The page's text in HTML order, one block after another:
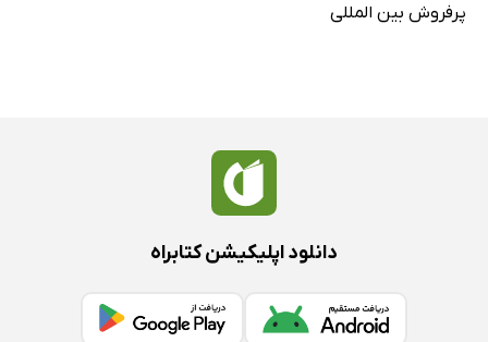
پرفروش بین المللی
دانلود اپلیکیشن کتابراه